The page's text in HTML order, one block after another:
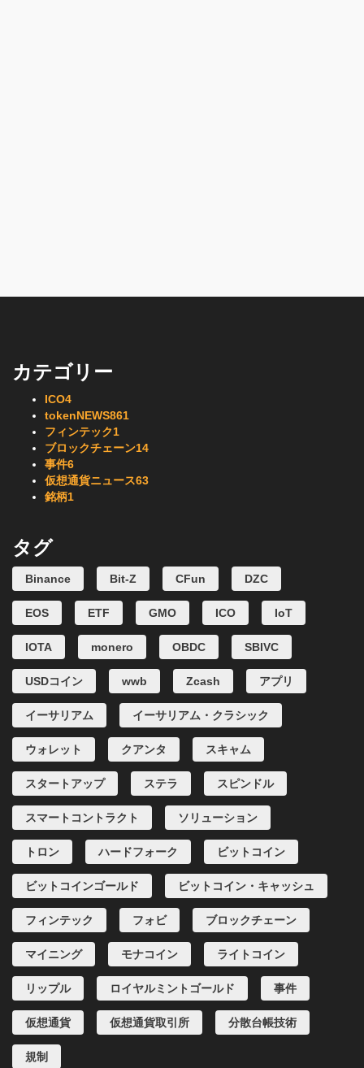
カテゴリー
ICO4
tokenNEWS861
フィンテック1
ブロックチェーン14
事件6
仮想通貨ニュース63
銘柄1
タグ
Binance Bit-Z CFun DZC
EOS ETF GMO ICO IoT
IOTA monero OBDC SBIVC
USDコイン wwb Zcash アプリ
イーサリアム イーサリアム・クラシック
ウォレット クアンタ スキャム
スタートアップ ステラ スピンドル
スマートコントラクト ソリューション
トロン ハードフォーク ビットコイン
ビットコインゴールド ビットコイン・キャッシュ
フィンテック フォビ ブロックチェーン
マイニング モナコイン ライトコイン
リップル ロイヤルミントゴールド 事件
仮想通貨 仮想通貨取引所 分散台帳技術
規制